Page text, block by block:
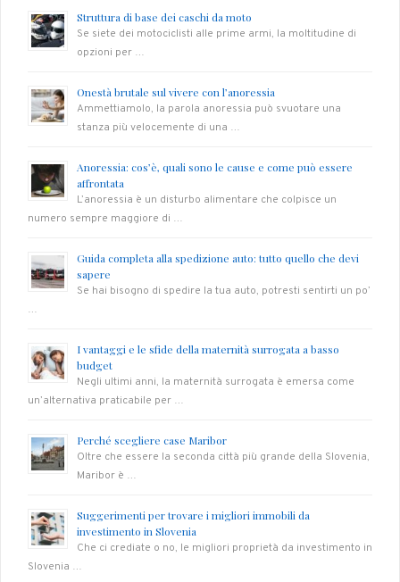
Struttura di base dei caschi da moto
Se siete dei motociclisti alle prime armi, la moltitudine di
opzioni per …
Onestà brutale sul vivere con l’anoressia
Ammettiamolo, la parola anoressia può svuotare una
stanza più velocemente di una …
Anoressia: cos’è, quali sono le cause e come può essere
affrontata
L’anoressia è un disturbo alimentare che colpisce un
numero sempre maggiore di …
Guida completa alla spedizione auto: tutto quello che devi
sapere
Se hai bisogno di spedire la tua auto, potresti sentirti un po’
…
I vantaggi e le sfide della maternità surrogata a basso
budget
Negli ultimi anni, la maternità surrogata è emersa come
un’alternativa praticabile per …
Perché scegliere case Maribor
Oltre che essere la seconda città più grande della Slovenia,
Maribor è …
Suggerimenti per trovare i migliori immobili da
investimento in Slovenia
Che ci crediate o no, le migliori proprietà da investimento in
Slovenia …